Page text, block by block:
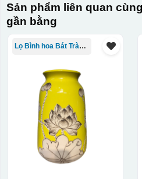
In Decal
IN Decal lên GỐM SỨ
Bước 1: Tạo khuôn in để tạo
700-800 độ CBước 1: Tạo ra
trước khi dán nó lên gốm sứ,
giấy đặc biệt, và kích thước
sản phẩm, để khi dán không
Sản phẩm liên quan
gần bằng
Lọ Bình hoa Bát Tràng in logo